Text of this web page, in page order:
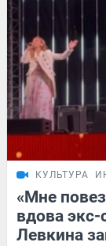
КУЛЬТУРА
«Мне
вдова
Левкина